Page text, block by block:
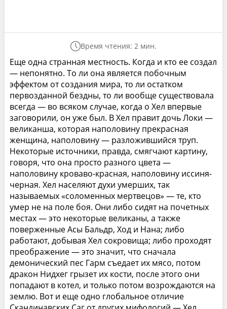
Время чтения: 2 мин.
Еще одна странная местность. Когда и кто ее создал
— непонятно. То ли она является побочным
эффектом от создания мира, то ли остатком
первозданной бездны, то ли вообще существовала
всегда — во всяком случае, когда о Хел впервые
заговорили, он уже был. В Хел правит дочь Локи —
великанша, которая наполовину прекрасная
женщина, наполовину — разложившийся труп.
Некоторые источники, правда, смягчают картину,
говоря, что она просто разного цвета —
наполовину кроваво-красная, наполовину иссиня-
черная. Хел населяют духи умерших, так
называемых «соломенных мертвецов» — те, кто
умер не на поле боя. Они либо сидят на почетных
местах — это некоторые великаны, а также
поверженные Асы Бальдр, Ход и Нана; либо
работают, добывая Хел сокровища; либо проходят
преображение — это значит, что сначала
демонический пес Гарм съедает их мясо, потом
дракон Нидхег грызет их кости, после этого они
попадают в котел, и только потом возрождаются на
землю. Вот и еще одно глобальное отличие